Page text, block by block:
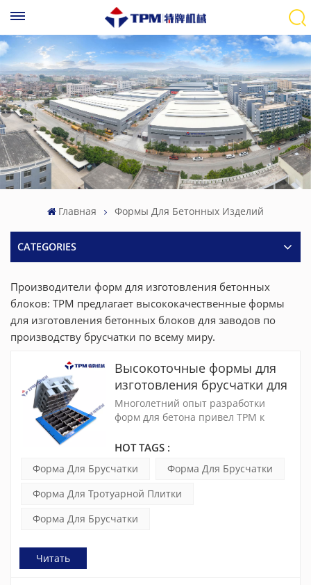
Главная Формы Для Бетонных Изделий
CATEGORIES
Производители форм для изготовления бетонных
блоков: TPM предлагает высококачественные формы
для изготовления бетонных блоков для заводов по
производству брусчатки по всему миру.
Высокоточные формы для
изготовления брусчатки для
бетонных блоков
Многолетний опыт разработки
форм для бетона привел TPM к
высококвалифицированного
с ЧПУ обеспечивает высокое
качество, гибкость и долговечность.
HOT TAGS :
Форма Для Брусчатки
Форма Для Брусчатки
Форма Для Тротуарной Плитки
Форма Для Брусчатки
Читать